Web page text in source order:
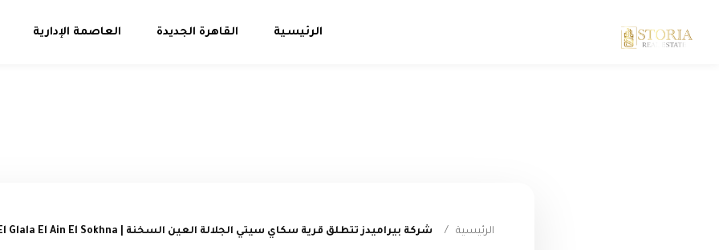
الرئيسية القاهرة الجديدة العاصمة الإدارية
الرئيسية / شركة بيراميدز تتطلق قرية سكاي سيتي الجلالة العين السخنة | Sky City El Glala El Ain El Sokhna